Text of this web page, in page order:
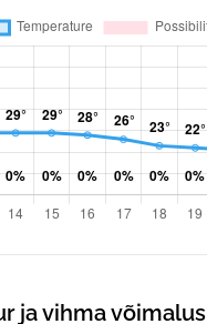
ja vihma võimalus